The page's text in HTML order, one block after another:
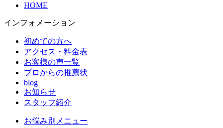
HOME
インフォメーション
初めての方へ
アクセス・料金表
お客様の声一覧
プロからの推薦状
blog
お知らせ
スタッフ紹介
お悩み別メニュー